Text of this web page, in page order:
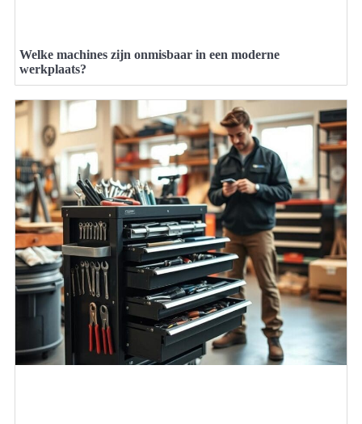
Welke machines zijn onmisbaar in een moderne
werkplaats?